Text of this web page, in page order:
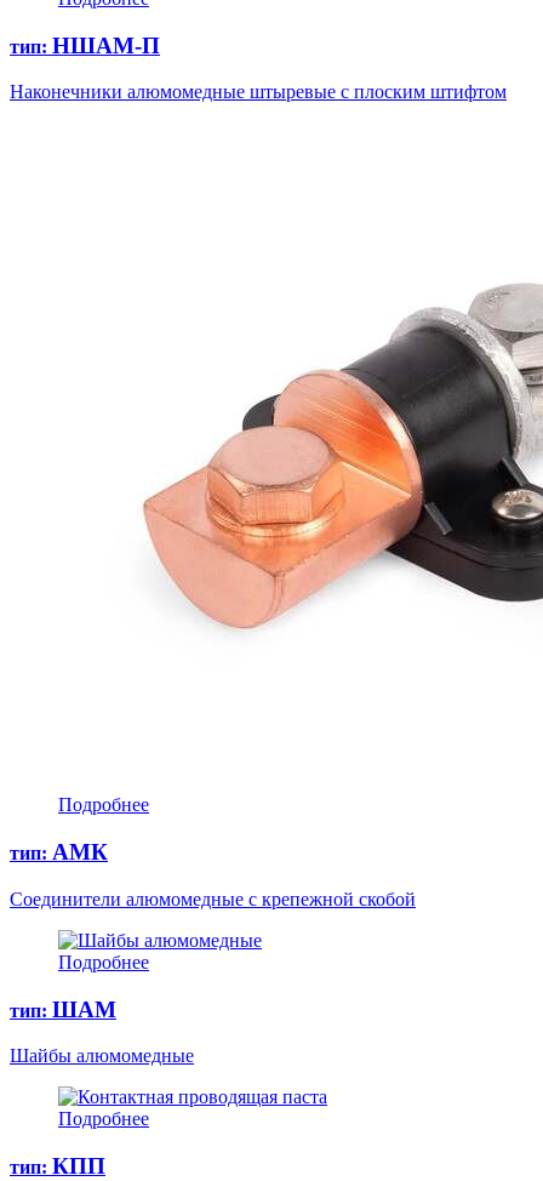
тип: НШАМ-П
Наконечники алюмомедные штыревые с плоским штифтом
Подробнее
тип: АМК
Соединители алюмомедные с крепежной скобой
Подробнее
тип: ШАМ
Шайбы алюмомедные
Подробнее
тип: КПП